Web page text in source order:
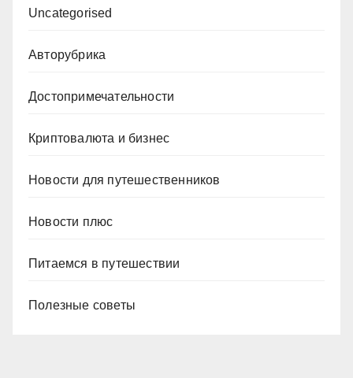
Uncategorised
Авторубрика
Достопримечательности
Криптовалюта и бизнес
Новости для путешественников
Новости плюс
Питаемся в путешествии
Полезные советы